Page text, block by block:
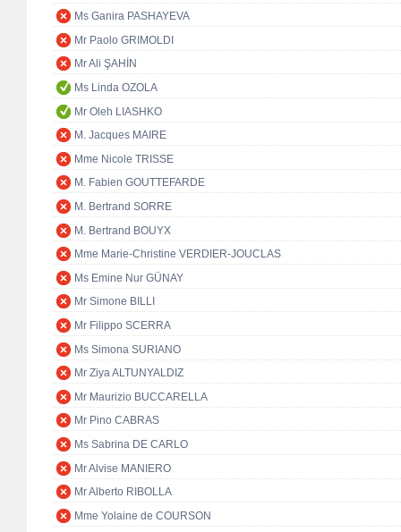
Ms Ganira PASHAYEVA
Mr Paolo GRIMOLDI
Mr Ali ŞAHİN
Ms Linda OZOLA
Mr Oleh LIASHKO
M. Jacques MAIRE
Mme Nicole TRISSE
M. Fabien GOUTTEFARDE
M. Bertrand SORRE
M. Bertrand BOUYX
Mme Marie-Christine VERDIER-JOUCLAS
Ms Emine Nur GÜNAY
Mr Simone BILLI
Mr Filippo SCERRA
Ms Simona SURIANO
Mr Ziya ALTUNYALDIZ
Mr Maurizio BUCCARELLA
Mr Pino CABRAS
Ms Sabrina DE CARLO
Mr Alvise MANIERO
Mr Alberto RIBOLLA
Mme Yolaine de COURSON